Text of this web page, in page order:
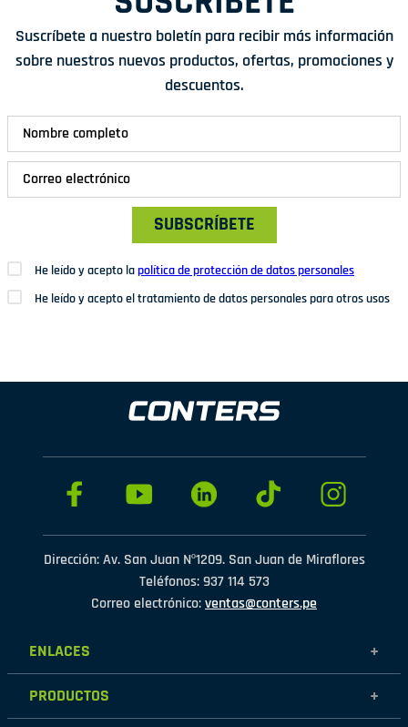
Suscríbete a nuestro boletín para recibir más información
sobre nuestros nuevos productos, ofertas, promociones y
descuentos.
SUBSCRÍBETE
He leído y acepto lapolítica de protección de datos personales
He leído y acepto el tratamiento de datos personales para otros usos
Dirección: Av. San Juan Nº1209. San Juan de Miraflores
Teléfonos: 937 114 573
Correo electrónico:ventas@conters.pe
ENLACES +
Mujer
Hombre
PRODUCTOS +
Calzados